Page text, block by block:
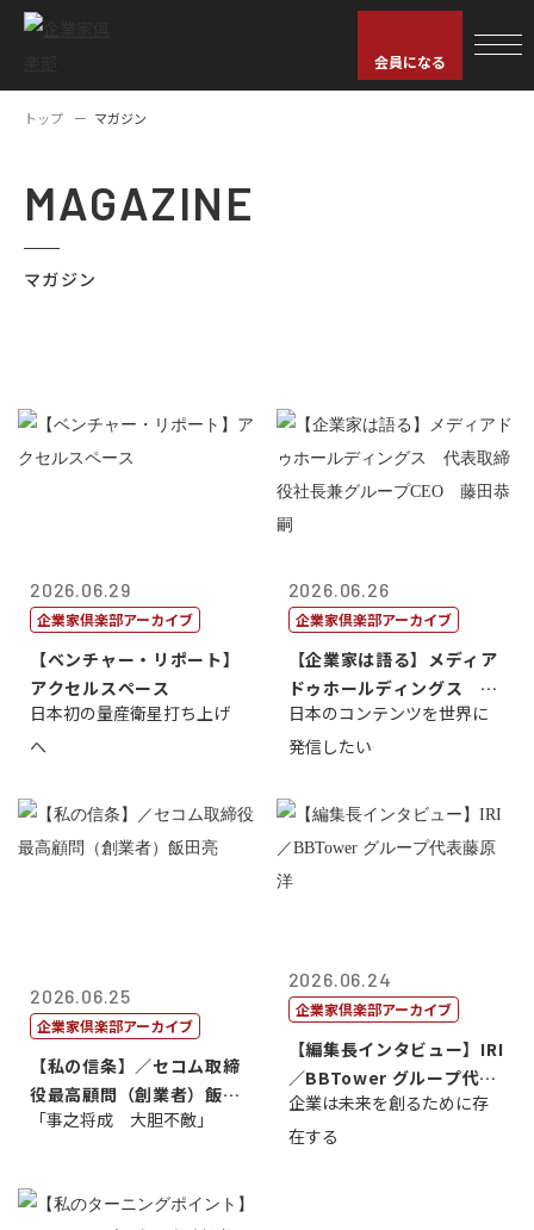
会員になる
トップ マガジン
MAGAZINE
マガジン
2026.06.29
企業家倶楽部アーカイブ
【ベンチャー・リポート】
アクセルスペース
日本初の量産衛星打ち上げ
へ
2026.06.26
企業家倶楽部アーカイブ
【企業家は語る】メディア
ドゥホールディングス 代
表取締役社長...
日本のコンテンツを世界に
発信したい
2026.06.25
企業家倶楽部アーカイブ
【私の信条】／セコム取締
役最高顧問（創業者）飯田
亮
「事之将成 大胆不敵」
2026.06.24
企業家倶楽部アーカイブ
【編集長インタビュー】IRI
／BBTower グループ代表
藤...
企業は未来を創るために存
在する